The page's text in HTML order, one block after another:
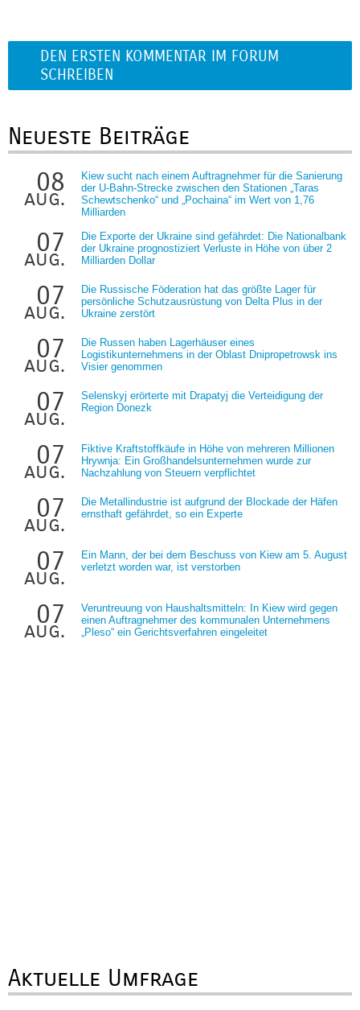
DEN ERSTEN KOMMENTAR IM FORUM
SCHREIBEN
Neueste Beiträge
08
aug.
Kiew sucht nach einem Auftragnehmer für die Sanierung
der U-Bahn-Strecke zwischen den Stationen „Taras
Schewtschenko“ und „Pochaina“ im Wert von 1,76
Milliarden
07
aug.
Die Exporte der Ukraine sind gefährdet: Die Nationalbank
der Ukraine prognostiziert Verluste in Höhe von über 2
Milliarden Dollar
07
aug.
Die Russische Föderation hat das größte Lager für
persönliche Schutzausrüstung von Delta Plus in der
Ukraine zerstört
07
aug.
Die Russen haben Lagerhäuser eines
Logistikunternehmens in der Oblast Dnipropetrowsk ins
Visier genommen
07
aug.
Selenskyj erörterte mit Drapatyj die Verteidigung der
Region Donezk
07
aug.
Fiktive Kraftstoffkäufe in Höhe von mehreren Millionen
Hrywnja: Ein Großhandelsunternehmen wurde zur
Nachzahlung von Steuern verpflichtet
07
aug.
Die Metallindustrie ist aufgrund der Blockade der Häfen
ernsthaft gefährdet, so ein Experte
07
aug.
Ein Mann, der bei dem Beschuss von Kiew am 5. August
verletzt worden war, ist verstorben
07
aug.
Veruntreuung von Haushaltsmitteln: In Kiew wird gegen
einen Auftragnehmer des kommunalen Unternehmens
„Pleso“ ein Gerichtsverfahren eingeleitet
Aktuelle Umfrage